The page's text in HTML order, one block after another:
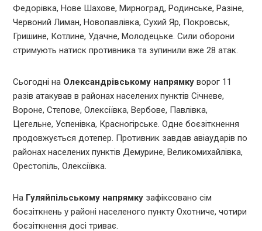
Федорівка, Нове Шахове, Мирноград, Родинське, Разіне,
Червоний Лиман, Новопавлівка, Сухий Яр, Покровськ,
Гришине, Котлине, Удачне, Молодецьке. Сили оборони
стримують натиск противника та зупинили вже 28 атак.
Сьогодні на Олександрівському напрямку ворог 11
разів атакував в районах населених пунктів Січневе,
Вороне, Степове, Олексіївка, Вербове, Павлівка,
Цегельне, Успенівка, Красногірське. Одне боєзіткнення
продовжується дотепер. Противник завдав авіаударів по
районах населених пунктів Демурине, Великомихайлівка,
Орестопіль, Олексіївка.
На Гуляйпільському напрямку зафіксовано сім
боєзіткнень у районі населеного пункту Охотниче, чотири
боєзіткнення досі триває.